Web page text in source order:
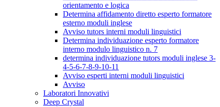
orientamento e logica
Determina affidamento diretto esperto formatore
esterno moduli inglese
Avviso tutors interni moduli linguistici
Determina individuazione esperto formatore
interno modulo linguistico n. 7
determina individuazione tutors moduli inglese 3-
4-5-6-7-8-9-10-11
Avviso esperti interni moduli linguistici
Avviso
Laboratori Innovativi
Deep Crystal